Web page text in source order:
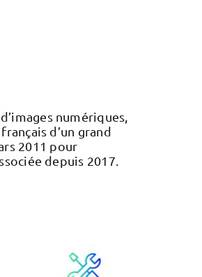
numériques,
d’un grand
2011 pour
depuis 2017.